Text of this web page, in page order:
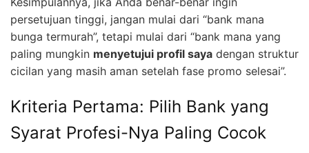
persetujuan tinggi, jangan mulai dari “bank mana
bunga termurah”, tetapi mulai dari “bank mana yang
paling mungkin menyetujui profil saya dengan struktur
cicilan yang masih aman setelah fase promo selesai”.
Kriteria Pertama: Pilih Bank yang
Syarat Profesi-Nya Paling Cocok